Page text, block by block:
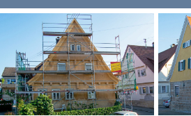
Fassaden
Innenräume